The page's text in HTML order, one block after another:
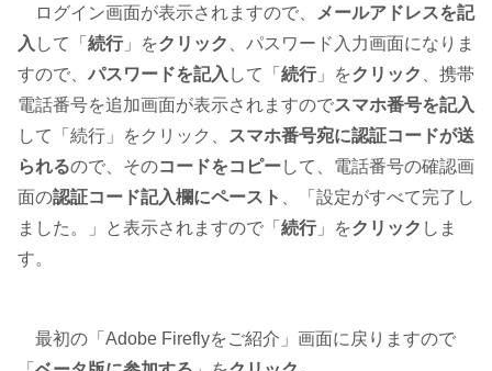
ログイン画面が表示されますので、
メールアドレスを記
入 して「 続行」をクリック
、パスワード入力画面になりま
すので、 パスワードを記入 して「 続行」をクリック
、携帯
電話番号を追加画面が表示されますのでスマホ番号を記入
して「続行」をクリック、
スマホ番号宛に認証コードが送
られるので、そのコードをコピーして、電話番号の確認画
面の認証コード記入欄にペースト
、「設定がすべて完了し
ました。」と表示されますので「 続行」をクリック しま
す。
最初の「Adobe Fireflyをご紹介」画面に戻りますので